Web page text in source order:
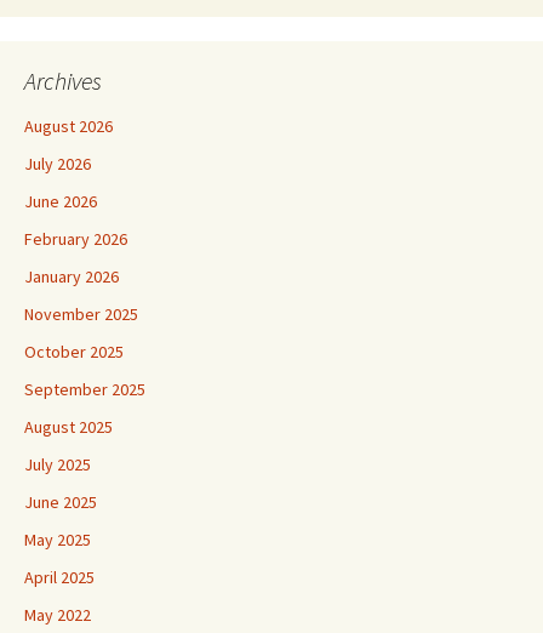
Archives
August 2026
July 2026
June 2026
February 2026
January 2026
November 2025
October 2025
September 2025
August 2025
July 2025
June 2025
May 2025
April 2025
May 2022